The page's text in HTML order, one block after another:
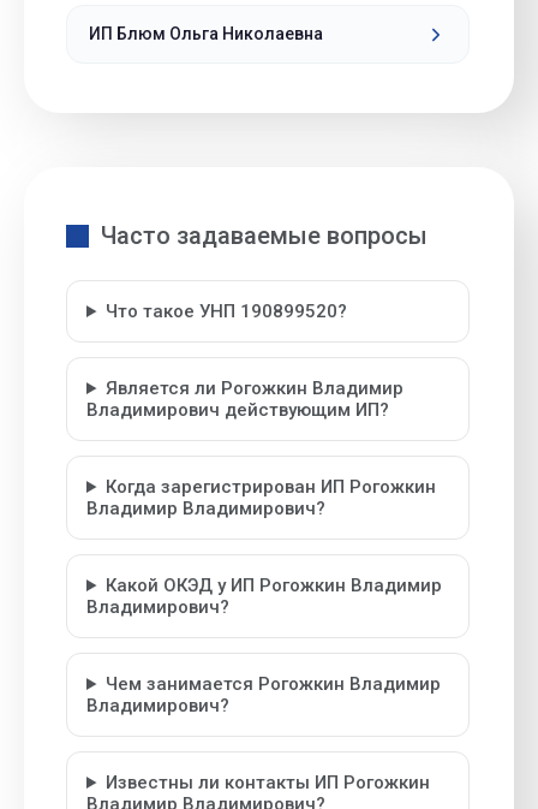
ИП Блюм Ольга Николаевна
Часто задаваемые вопросы
Что такое УНП 190899520?
Является ли Рогожкин Владимир
Владимирович действующим ИП?
Когда зарегистрирован ИП Рогожкин
Владимир Владимирович?
Какой ОКЭД у ИП Рогожкин Владимир
Владимирович?
Чем занимается Рогожкин Владимир
Владимирович?
Известны ли контакты ИП Рогожкин
Владимир Владимирович?